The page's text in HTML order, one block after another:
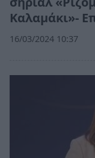
Καλαμάκι»-
16/03/2024 10:37